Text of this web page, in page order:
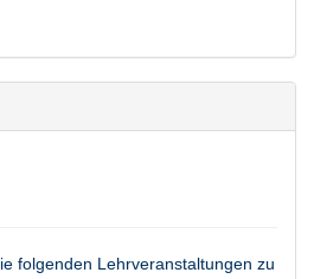
folgenden Lehrveranstaltungen zu